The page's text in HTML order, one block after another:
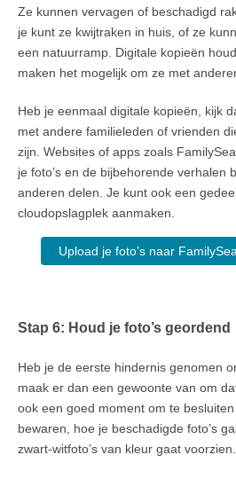
Ze kunnen vervagen of beschadigd
je kunt ze kwijtraken in huis, of ze
een natuurramp. Digitale kopieën
maken het mogelijk om ze met
Heb je eenmaal digitale kopieën, kijk
met andere familieleden of vrienden
zijn. Websites of apps zoals
je foto’s en de bijbehorende verhalen
anderen delen. Je kunt ook een
cloudopslagplek aanmaken.
Upload je foto’s naar
Stap 6: Houd je foto’s geordend
Heb je de eerste hindernis genomen
maak er dan een gewoonte van om
ook een goed moment om te
bewaren, hoe je beschadigde foto’s
zwart-witfoto’s van kleur gaat voorzien.